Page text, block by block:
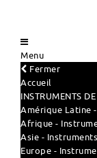
Menu
Fermer
Accueil
INSTRUMENTS
Amérique Latine
Afrique -
Asie -
Europe -